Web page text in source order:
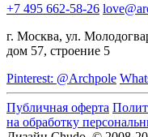
+7 495 662-58-26
г. Москва, ул.
дом 57, строение 5
Pinterest: @Archpole
Публичная оферта
на обработку